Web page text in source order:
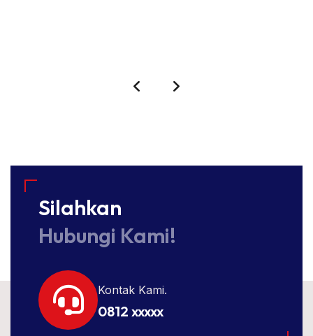
Silahkan
Hubungi Kami!
Kontak Kami.
0812 xxxxx